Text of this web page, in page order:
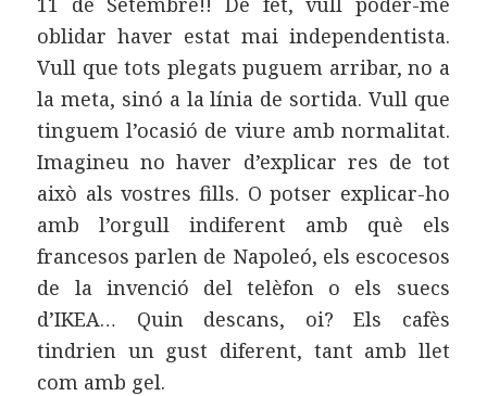
oblidar haver estat mai independentista.
Vull que tots plegats puguem arribar, no a
la meta, sinó a la línia de sortida. Vull que
tinguem l’ocasió de viure amb normalitat.
Imagineu no haver d’explicar res de tot
això als vostres fills. O potser explicar-ho
amb l’orgull indiferent amb què els
francesos parlen de Napoleó, els escocesos
de la invenció del telèfon o els suecs
d’IKEA… Quin descans, oi? Els cafès
tindrien un gust diferent, tant amb llet
com amb gel.